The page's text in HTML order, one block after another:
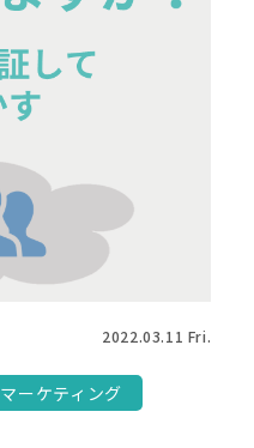
2022.03.11 Fri.
マーケティング